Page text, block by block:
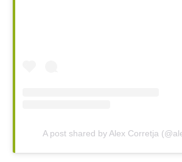
A post shared by Alex Corretja